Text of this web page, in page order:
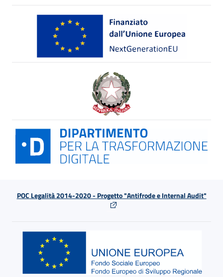
POC Legalità 2014-2020 - Progetto "Antifrode e Internal Audit"